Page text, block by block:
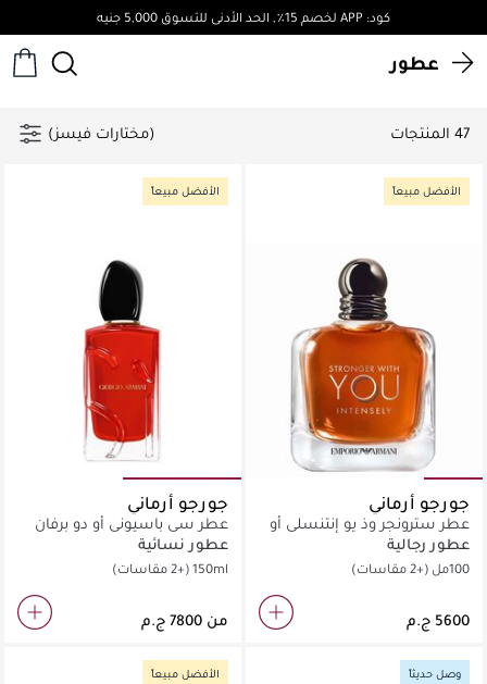
توصيل مجاني لجميع الطلبات فوق 4,000ج.م
عطور
47 المنتجات (مختارات فيسز)
الأفضل مبيعاً
جورجو أرماني
عطر سترونجر وذ يو إنتنسلي أو
دو برفان
عطور رجالية
100مل (+2 مقاسات)
الأفضل مبيعاً
جورجو أرماني
عطر سي باسيوني أو دو برفان
عطور نسائية
150ml(+2 مقاسات)
من
وصل حديثاً الأفضل مبيعاً